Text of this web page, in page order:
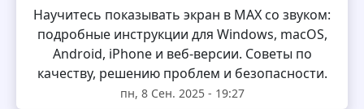
Научитесь показывать экран в MAX со звуком:
подробные инструкции для Windows, macOS,
Android, iPhone и веб-версии. Советы по
качеству, решению проблем и безопасности.
пн, 8 Сен. 2025 - 19:27